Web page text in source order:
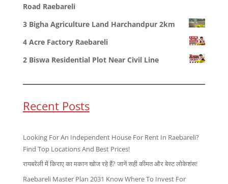
Road Raebareli
3 Bigha Agriculture Land Harchandpur 2km
4 Acre Factory Raebareli
2 Biswa Residential Plot Near Civil Line
Recent Posts
Looking For An Independent House For Rent In Raebareli?
Find Top Locations And Best Prices!
रायबरेली में किराए का मकान खोज रहे हैं? जानें सही कीमत और बेस्ट लोकेशंस!
Raebareli Master Plan 2031 Know Where To Invest For